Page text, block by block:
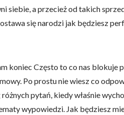
siebie, a przecież od takich
się narodzi jak będziesz
koniec Często to co nas
Po prostu nie wiesz co
różnych pytań, kiedy właśnie
wypowiedzi. Jak będziesz
pliki cookie, to pliki, które